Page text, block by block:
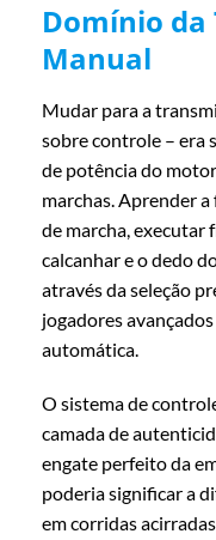
Domínio da
Manual
Mudar para a
sobre controle – era
de potência do
marchas. Aprender
de marcha, executar
calcanhar e o dedo
através da seleção
jogadores
automática.
O sistema de
camada de
engate perfeito da
poderia significar a
em corridas